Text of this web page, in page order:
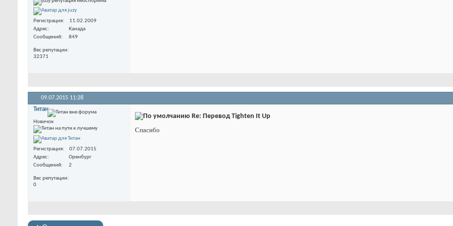
Регистрация
11.02.2009
Адрес
Канада
Сообщений
849
Вес репутации
32371
09.07.2015 11:28
Титан
Новичок
Регистрация
07.07.2015
Адрес
Оренбург
Сообщений
2
Вес репутации
0
Re: Перевод Tighten It Up
Спасибо